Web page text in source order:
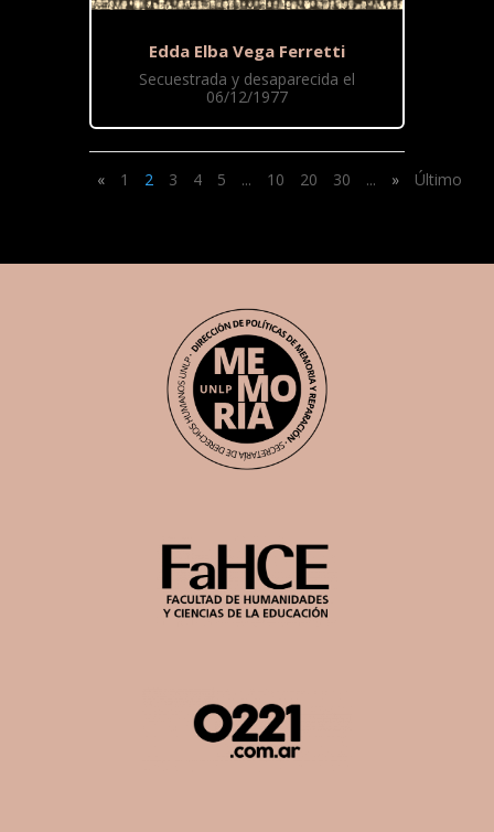
Edda Elba Vega Ferretti
Secuestrada y desaparecida el
06/12/1977
« 1 2 3 4 5 ... 10 20 30 ... » Último